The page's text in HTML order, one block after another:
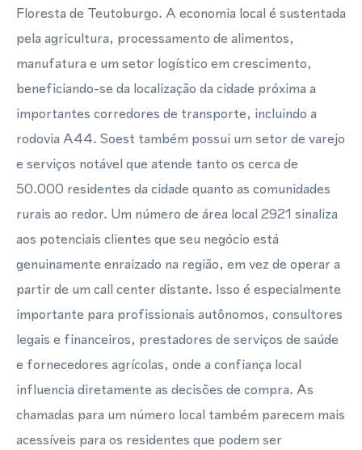
Floresta de Teutoburgo. A economia local é sustentada
pela agricultura, processamento de alimentos,
manufatura e um setor logístico em crescimento,
beneficiando-se da localização da cidade próxima a
importantes corredores de transporte, incluindo a
rodovia A44. Soest também possui um setor de varejo
e serviços notável que atende tanto os cerca de
50.000 residentes da cidade quanto as comunidades
rurais ao redor. Um número de área local 2921 sinaliza
aos potenciais clientes que seu negócio está
genuinamente enraizado na região, em vez de operar a
partir de um call center distante. Isso é especialmente
importante para profissionais autônomos, consultores
legais e financeiros, prestadores de serviços de saúde
e fornecedores agrícolas, onde a confiança local
influencia diretamente as decisões de compra. As
chamadas para um número local também parecem mais
acessíveis para os residentes que podem ser